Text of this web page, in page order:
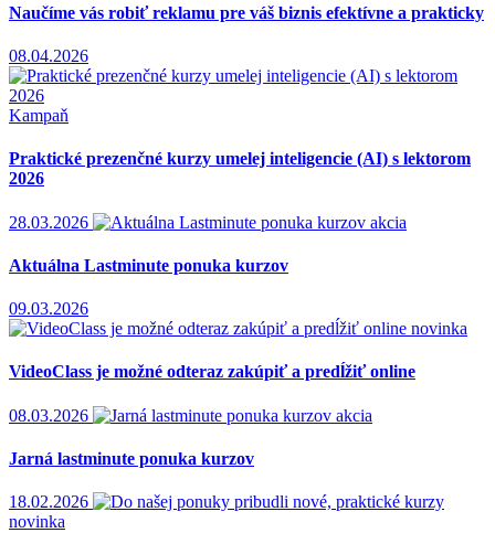
Naučíme vás robiť reklamu pre váš biznis efektívne a prakticky
08.04.2026
Kampaň
Praktické prezenčné kurzy umelej inteligencie (AI) s lektorom
2026
28.03.2026 akcia
Aktuálna Lastminute ponuka kurzov
09.03.2026
novinka
VideoClass je možné odteraz zakúpiť a predĺžiť online
08.03.2026 akcia
Jarná lastminute ponuka kurzov
18.02.2026
novinka